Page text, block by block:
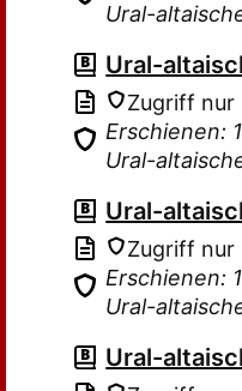
Ural-
Ural-
Zugriff nur
Erschienen:
Ural-
Ural-
Zugriff nur
Erschienen:
Ural-
Ural-